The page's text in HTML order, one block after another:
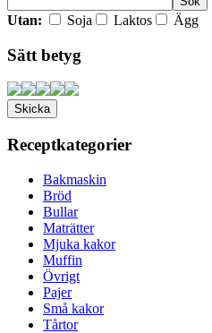
Utan: Soja Laktos Ägg
Sätt betyg
Receptkategorier
Bakmaskin
Bröd
Bullar
Maträtter
Mjuka kakor
Muffin
Övrigt
Pajer
Små kakor
Tårtor